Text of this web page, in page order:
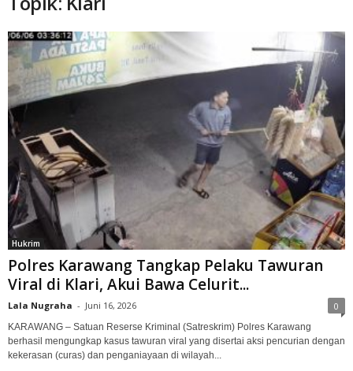
Hukrim
Polres Karawang Tangkap Pelaku Tawuran
Viral di Klari, Akui Bawa Celurit...
Lala Nugraha - Juni 16, 2026 0
KARAWANG – Satuan Reserse Kriminal (Satreskrim) Polres Karawang
berhasil mengungkap kasus tawuran viral yang disertai aksi pencurian dengan
kekerasan (curas) dan penganiayaan di wilayah...